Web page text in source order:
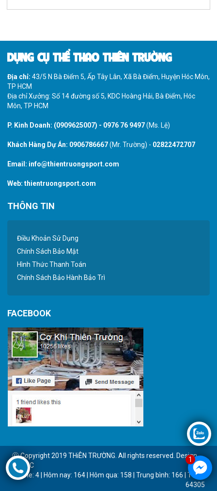
DỤNG CỤ THỂ THAO THIÊN TRƯỜNG
Địa chỉ: 43/5 N Bà Điểm 5, Ấp Tây Lân, Xã Bà Điểm, Huyện Hóc Môn,
TP HCM
Địa chỉ Xưởng: Số 14 đường số 5, KDC Hoàng Hải, Bà Điểm, Hóc
Môn, TP HCM
P. Kinh Doanh: (0909625007) - 0976 76 9497(Ms. Lệ)
Khách Hàng Dự Án: 0906786667(Mr. Trường) - 02822472707
Email: info@thientruongsport.com
Web: thientruongsport.com
THÔNG TIN
Điều Khoản Sử Dụng
Chính Sách Bảo Mật
Hình Thức Thanh Toán
Chính Sách Bảo Hành Bảo Trì
FACEBOOK
Ⓒ Copyright 2019 THiÊN TRƯỜNG. All rights reserved. Design
by BTC
Online: 4 | Hôm nay: 164 | Hôm qua: 158 | Trung bình: 166 | Tổng:
64305
1